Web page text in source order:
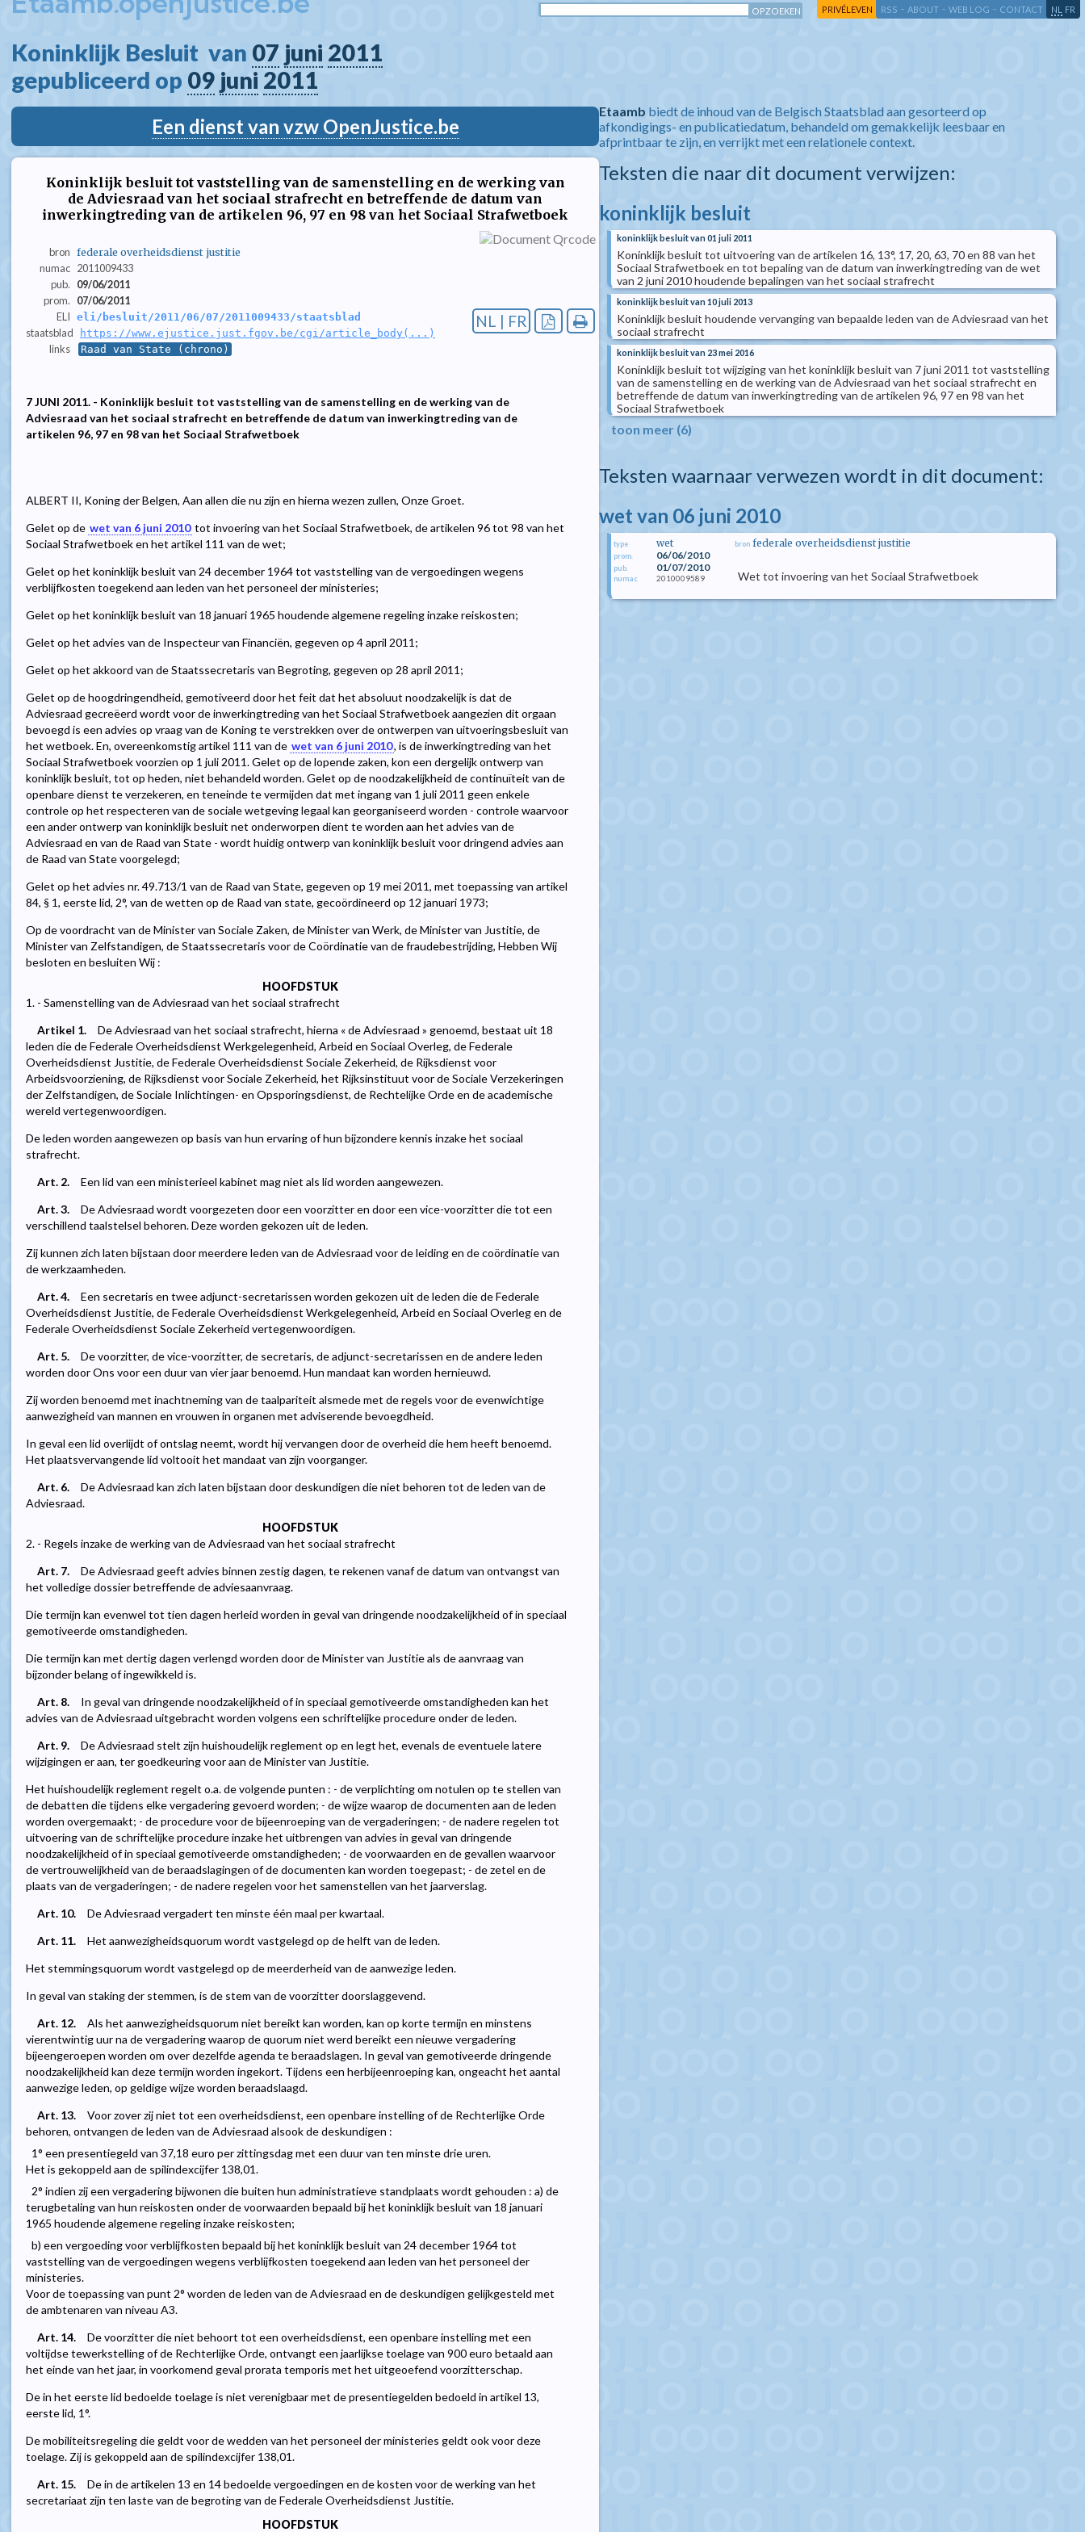
PRIVÉLEVEN RSS - ABOUT - WEB LOG - CONTACT NL FR
Koninklijk Besluit  van 07 juni 2011
gepubliceerd op 09 juni 2011
Een dienst van vzw OpenJustice.be
Koninklijk besluit tot vaststelling van de samenstelling en de werking van
de Adviesraad van het sociaal strafrecht en betreffende de datum van
inwerkingtreding van de artikelen 96, 97 en 98 van het Sociaal Strafwetboek
bron federale overheidsdienst justitie
numac 2011009433
pub.
09/06/2011
prom.
07/06/2011
ELI eli/besluit/2011/06/07/2011009433/staatsblad
staatsblad https://www.ejustice.just.fgov.be/cgi/article_body(...)
links Raad van State (chrono)
NL | FR
7 JUNI 2011. - Koninklijk besluit tot vaststelling van de samenstelling en de werking van de
Adviesraad van het sociaal strafrecht en betreffende de datum van inwerkingtreding van de
artikelen 96, 97 en 98 van het Sociaal Strafwetboek
ALBERT II, Koning der Belgen, Aan allen die nu zijn en hierna wezen zullen, Onze Groet.
Gelet op de wet van 6 juni 2010 tot invoering van het Sociaal Strafwetboek, de artikelen 96 tot 98 van het
Sociaal Strafwetboek en het artikel 111 van de wet;
Gelet op het koninklijk besluit van 24 december 1964 tot vaststelling van de vergoedingen wegens
verblijfkosten toegekend aan leden van het personeel der ministeries;
Gelet op het koninklijk besluit van 18 januari 1965 houdende algemene regeling inzake reiskosten;
Gelet op het advies van de Inspecteur van Financiën, gegeven op 4 april 2011;
Gelet op het akkoord van de Staatssecretaris van Begroting, gegeven op 28 april 2011;
Gelet op de hoogdringendheid, gemotiveerd door het feit dat het absoluut noodzakelijk is dat de
Adviesraad gecreëerd wordt voor de inwerkingtreding van het Sociaal Strafwetboek aangezien dit orgaan
bevoegd is een advies op vraag van de Koning te verstrekken over de ontwerpen van uitvoeringsbesluit van
het wetboek. En, overeenkomstig artikel 111 van de wet van 6 juni 2010, is de inwerkingtreding van het
Sociaal Strafwetboek voorzien op 1 juli 2011. Gelet op de lopende zaken, kon een dergelijk ontwerp van
koninklijk besluit, tot op heden, niet behandeld worden. Gelet op de noodzakelijkheid de continuïteit van de
openbare dienst te verzekeren, en teneinde te vermijden dat met ingang van 1 juli 2011 geen enkele
controle op het respecteren van de sociale wetgeving legaal kan georganiseerd worden - controle waarvoor
een ander ontwerp van koninklijk besluit net onderworpen dient te worden aan het advies van de
Adviesraad en van de Raad van State - wordt huidig ontwerp van koninklijk besluit voor dringend advies aan
de Raad van State voorgelegd;
Gelet op het advies nr. 49.713/1 van de Raad van State, gegeven op 19 mei 2011, met toepassing van artikel
84, § 1, eerste lid, 2°, van de wetten op de Raad van state, gecoördineerd op 12 januari 1973;
Op de voordracht van de Minister van Sociale Zaken, de Minister van Werk, de Minister van Justitie, de
Minister van Zelfstandigen, de Staatssecretaris voor de Coördinatie van de fraudebestrijding, Hebben Wij
besloten en besluiten Wij :
HOOFDSTUK
1. - Samenstelling van de Adviesraad van het sociaal strafrecht
Artikel 1.
De Adviesraad van het sociaal strafrecht, hierna « de Adviesraad » genoemd, bestaat uit 18
leden die de Federale Overheidsdienst Werkgelegenheid, Arbeid en Sociaal Overleg, de Federale
Overheidsdienst Justitie, de Federale Overheidsdienst Sociale Zekerheid, de Rijksdienst voor
Arbeidsvoorziening, de Rijksdienst voor Sociale Zekerheid, het Rijksinstituut voor de Sociale Verzekeringen
der Zelfstandigen, de Sociale Inlichtingen- en Opsporingsdienst, de Rechtelijke Orde en de academische
wereld vertegenwoordigen.
De leden worden aangewezen op basis van hun ervaring of hun bijzondere kennis inzake het sociaal
strafrecht.
Art. 2.
Een lid van een ministerieel kabinet mag niet als lid worden aangewezen.
Art. 3.
De Adviesraad wordt voorgezeten door een voorzitter en door een vice-voorzitter die tot een
verschillend taalstelsel behoren. Deze worden gekozen uit de leden.
Zij kunnen zich laten bijstaan door meerdere leden van de Adviesraad voor de leiding en de coördinatie van
de werkzaamheden.
Art. 4.
Een secretaris en twee adjunct-secretarissen worden gekozen uit de leden die de Federale
Overheidsdienst Justitie, de Federale Overheidsdienst Werkgelegenheid, Arbeid en Sociaal Overleg en de
Federale Overheidsdienst Sociale Zekerheid vertegenwoordigen.
Art. 5.
De voorzitter, de vice-voorzitter, de secretaris, de adjunct-secretarissen en de andere leden
worden door Ons voor een duur van vier jaar benoemd. Hun mandaat kan worden hernieuwd.
Zij worden benoemd met inachtneming van de taalpariteit alsmede met de regels voor de evenwichtige
aanwezigheid van mannen en vrouwen in organen met adviserende bevoegdheid.
In geval een lid overlijdt of ontslag neemt, wordt hij vervangen door de overheid die hem heeft benoemd.
Het plaatsvervangende lid voltooit het mandaat van zijn voorganger.
Art. 6.
De Adviesraad kan zich laten bijstaan door deskundigen die niet behoren tot de leden van de
Adviesraad.
HOOFDSTUK
2. - Regels inzake de werking van de Adviesraad van het sociaal strafrecht
Art. 7.
De Adviesraad geeft advies binnen zestig dagen, te rekenen vanaf de datum van ontvangst van
het volledige dossier betreffende de adviesaanvraag.
Die termijn kan evenwel tot tien dagen herleid worden in geval van dringende noodzakelijkheid of in speciaal
gemotiveerde omstandigheden.
Die termijn kan met dertig dagen verlengd worden door de Minister van Justitie als de aanvraag van
bijzonder belang of ingewikkeld is.
Art. 8.
In geval van dringende noodzakelijkheid of in speciaal gemotiveerde omstandigheden kan het
advies van de Adviesraad uitgebracht worden volgens een schriftelijke procedure onder de leden.
Art. 9.
De Adviesraad stelt zijn huishoudelijk reglement op en legt het, evenals de eventuele latere
wijzigingen er aan, ter goedkeuring voor aan de Minister van Justitie.
Het huishoudelijk reglement regelt o.a. de volgende punten : - de verplichting om notulen op te stellen van
de debatten die tijdens elke vergadering gevoerd worden; - de wijze waarop de documenten aan de leden
worden overgemaakt; - de procedure voor de bijeenroeping van de vergaderingen; - de nadere regelen tot
uitvoering van de schriftelijke procedure inzake het uitbrengen van advies in geval van dringende
noodzakelijkheid of in speciaal gemotiveerde omstandigheden; - de voorwaarden en de gevallen waarvoor
de vertrouwelijkheid van de beraadslagingen of de documenten kan worden toegepast; - de zetel en de
plaats van de vergaderingen; - de nadere regelen voor het samenstellen van het jaarverslag.
Art. 10.
De Adviesraad vergadert ten minste één maal per kwartaal.
Art. 11.
Het aanwezigheidsquorum wordt vastgelegd op de helft van de leden.
Het stemmingsquorum wordt vastgelegd op de meerderheid van de aanwezige leden.
In geval van staking der stemmen, is de stem van de voorzitter doorslaggevend.
Art. 12.
Als het aanwezigheidsquorum niet bereikt kan worden, kan op korte termijn en minstens
vierentwintig uur na de vergadering waarop de quorum niet werd bereikt een nieuwe vergadering
bijeengeroepen worden om over dezelfde agenda te beraadslagen. In geval van gemotiveerde dringende
noodzakelijkheid kan deze termijn worden ingekort. Tijdens een herbijeenroeping kan, ongeacht het aantal
aanwezige leden, op geldige wijze worden beraadslaagd.
Art. 13.
Voor zover zij niet tot een overheidsdienst, een openbare instelling of de Rechterlijke Orde
behoren, ontvangen de leden van de Adviesraad alsook de deskundigen :
1° een presentiegeld van 37,18 euro per zittingsdag met een duur van ten minste drie uren.
Het is gekoppeld aan de spilindexcijfer 138,01.
2° indien zij een vergadering bijwonen die buiten hun administratieve standplaats wordt gehouden : a) de
terugbetaling van hun reiskosten onder de voorwaarden bepaald bij het koninklijk besluit van 18 januari
1965 houdende algemene regeling inzake reiskosten;
b) een vergoeding voor verblijfkosten bepaald bij het koninklijk besluit van 24 december 1964 tot
vaststelling van de vergoedingen wegens verblijfkosten toegekend aan leden van het personeel der
ministeries.
Voor de toepassing van punt 2° worden de leden van de Adviesraad en de deskundigen gelijkgesteld met
de ambtenaren van niveau A3.
Art. 14.
De voorzitter die niet behoort tot een overheidsdienst, een openbare instelling met een
voltijdse tewerkstelling of de Rechterlijke Orde, ontvangt een jaarlijkse toelage van 900 euro betaald aan
het einde van het jaar, in voorkomend geval prorata temporis met het uitgeoefend voorzitterschap.
De in het eerste lid bedoelde toelage is niet verenigbaar met de presentiegelden bedoeld in artikel 13,
eerste lid, 1°.
De mobiliteitsregeling die geldt voor de wedden van het personeel der ministeries geldt ook voor deze
toelage. Zij is gekoppeld aan de spilindexcijfer 138,01.
Art. 15.
De in de artikelen 13 en 14 bedoelde vergoedingen en de kosten voor de werking van het
secretariaat zijn ten laste van de begroting van de Federale Overheidsdienst Justitie.
HOOFDSTUK
Etaamb biedt de inhoud van de Belgisch Staatsblad aan gesorteerd op
afkondigings- en publicatiedatum, behandeld om gemakkelijk leesbaar en
afprintbaar te zijn, en verrijkt met een relationele context.
Teksten die naar dit document verwijzen:
koninklijk besluit
koninklijk besluit van 01 juli 2011
Koninklijk besluit tot uitvoering van de artikelen 16, 13°, 17, 20, 63, 70 en 88 van het
Sociaal Strafwetboek en tot bepaling van de datum van inwerkingtreding van de wet
van 2 juni 2010 houdende bepalingen van het sociaal strafrecht
koninklijk besluit van 10 juli 2013
Koninklijk besluit houdende vervanging van bepaalde leden van de Adviesraad van het
sociaal strafrecht
koninklijk besluit van 23 mei 2016
Koninklijk besluit tot wijziging van het koninklijk besluit van 7 juni 2011 tot vaststelling
van de samenstelling en de werking van de Adviesraad van het sociaal strafrecht en
betreffende de datum van inwerkingtreding van de artikelen 96, 97 en 98 van het
Sociaal Strafwetboek
toon meer (6)
Teksten waarnaar verwezen wordt in dit document:
wet van 06 juni 2010
type wet
prom. 06/06/2010
pub. 01/07/2010
numac 2010009589
bron federale overheidsdienst justitie
Wet tot invoering van het Sociaal Strafwetboek